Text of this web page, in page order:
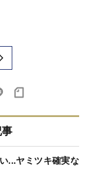
...ヤミツキ確実な